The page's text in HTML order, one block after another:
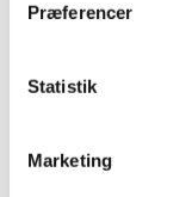
Præferencer
Statistik
Marketing
Tilladelser til
En milepæl i
6. januar 2025